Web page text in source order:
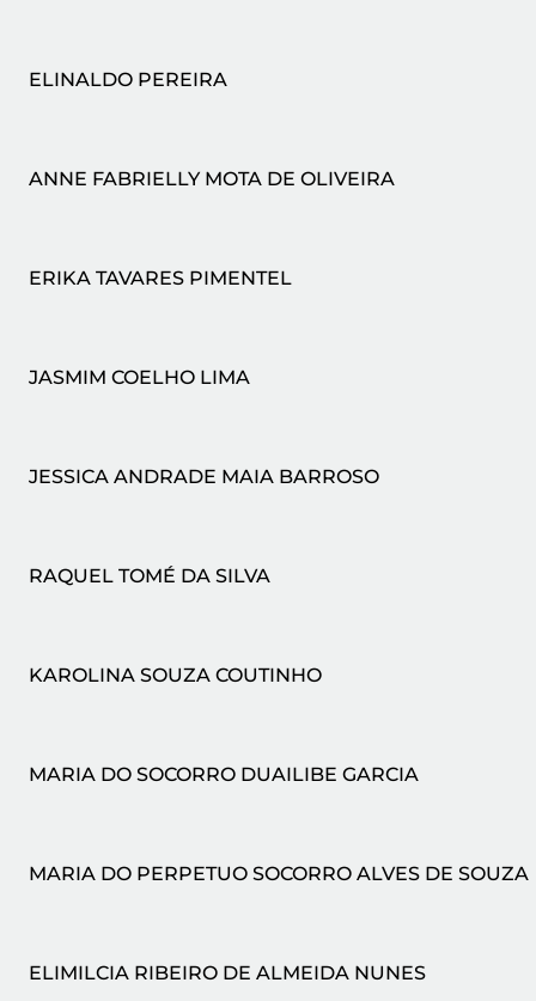
ELINALDO PEREIRA
ANNE FABRIELLY MOTA DE OLIVEIRA
ERIKA TAVARES PIMENTEL
JASMIM COELHO LIMA
JESSICA ANDRADE MAIA BARROSO
RAQUEL TOMÉ DA SILVA
KAROLINA SOUZA COUTINHO
MARIA DO SOCORRO DUAILIBE GARCIA
MARIA DO PERPETUO SOCORRO ALVES DE SOUZA
ELIMILCIA RIBEIRO DE ALMEIDA NUNES